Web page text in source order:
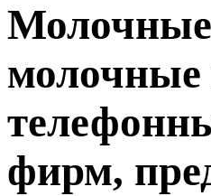
Молочные
молочные
фирм,